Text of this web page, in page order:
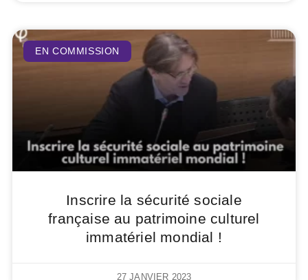
EN COMMISSION
Inscrire la sécurité sociale
française au patrimoine culturel
immatériel mondial !
27 JANVIER 2023